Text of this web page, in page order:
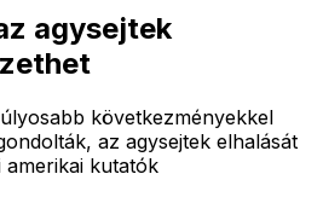
agysejtek
következményekkel
az agysejtek elhalását
kutatók